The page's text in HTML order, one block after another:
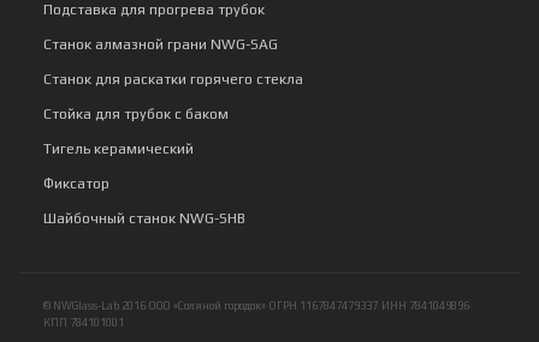
Подставка для прогрева трубок
Станок алмазной грани NWG-SAG
Станок для раскатки горячего стекла
Стойка для трубок с баком
Тигель керамический
Фиксатор
Шайбочный станок NWG-SHB
© NWGlass-Lab 2016 ООО «Соляной городок» ОГРН 1167847479337 ИНН 7841049896
КПП 784101001